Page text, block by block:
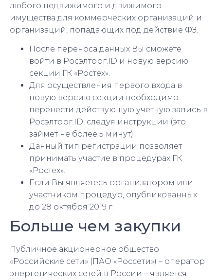
любого недвижимого и движимого
имущества для коммерческих организаций и
организаций, попадающих под действие ФЗ.
После переноса данных Вы сможете
войти в Росэлторг.ID и новую версию
секции ГК «Ростех».
Для осуществления первого входа в
новую версию секции необходимо
перенести действующую учетную запись в
Росэлторг.ID, следуя инструкции (это
займет не более 5 минут).
Данный тип регистрации позволяет
принимать участие в процедурах ГК
«Ростех».
Если Вы являетесь организатором или
участником процедур, опубликованных
до 28 октября 2019 г.
Больше чем закупки
Публичное акционерное общество
«Российские сети» (ПАО «Россети») – оператор
энергетических сетей в России – является